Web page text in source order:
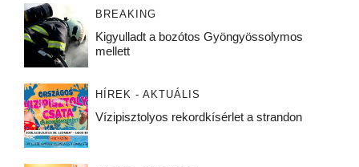
BREAKING
Kigyulladt a bozótos Gyöngyössolymos
mellett
HÍREK - AKTUÁLIS
Vízipisztolyos rekordkísérlet a strandon